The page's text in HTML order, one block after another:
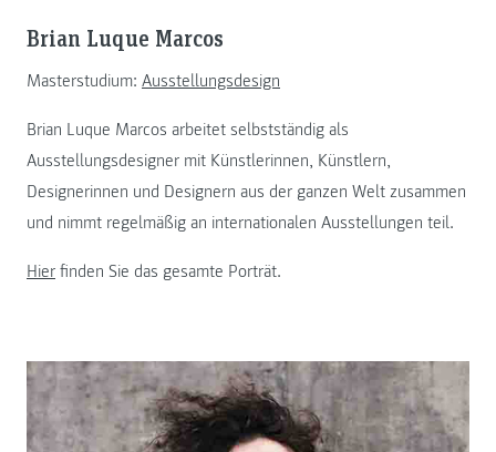
Brian Luque Marcos
Masterstudium: Ausstellungsdesign
Brian Luque Marcos arbeitet selbstständig als
Ausstellungsdesigner mit Künstlerinnen, Künstlern,
Designerinnen und Designern aus der ganzen Welt zusammen
und nimmt regelmäßig an internationalen Ausstellungen teil.
Hier finden Sie das gesamte Porträt.